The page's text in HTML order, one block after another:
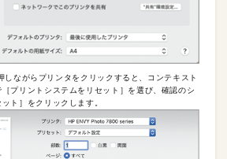
しながらプリンタをクリックすると、コンテキスト
プリントシステムをリセット］を選び、確認のシ
ト］をクリックします。